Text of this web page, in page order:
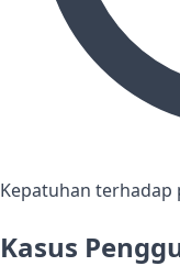
Kepatuhan
Kasus